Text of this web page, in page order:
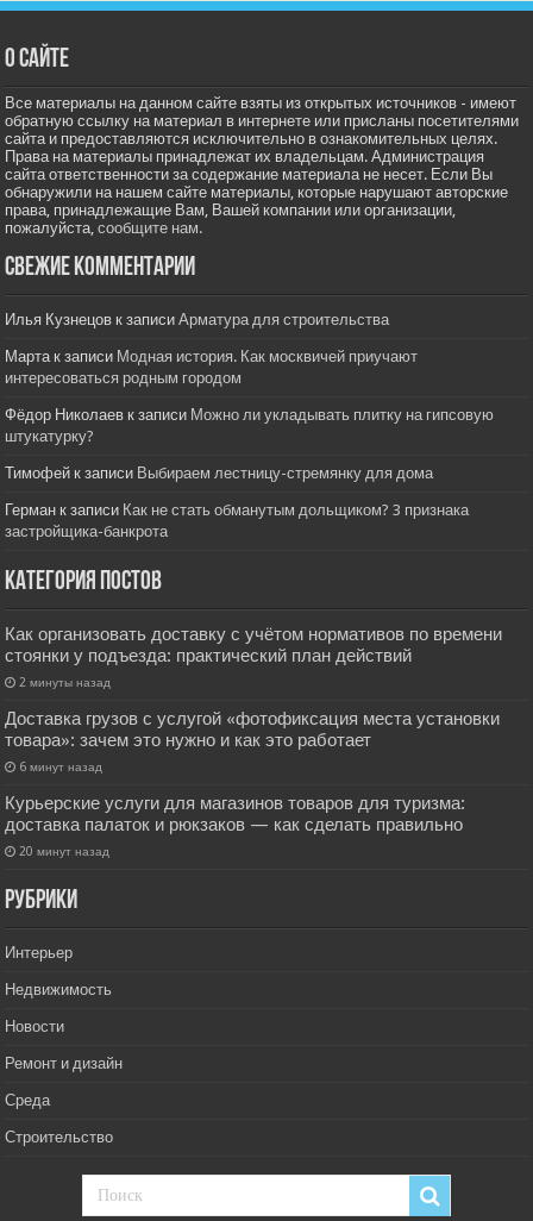
О сайте
Все материалы на данном сайте взяты из открытых источников - имеют
обратную ссылку на материал в интернете или присланы посетителями
сайта и предоставляются исключительно в ознакомительных целях.
Права на материалы принадлежат их владельцам. Администрация
сайта ответственности за содержание материала не несет. Если Вы
обнаружили на нашем сайте материалы, которые нарушают авторские
права, принадлежащие Вам, Вашей компании или организации,
пожалуйста,сообщите нам.
Свежие комментарии
Илья Кузнецов к записиАрматура для строительства
Мартак записи Модная история. Как москвичей приучают
интересоваться родным городом
Фёдор Николаев к записи Можно ли укладывать плитку на гипсовую
штукатурку?
Тимофей к записи Выбираем лестницу-стремянку для дома
Герман к записи Как не стать обманутым дольщиком? 3 признака
застройщика-банкрота
Категория постов
Как организовать доставку с учётом нормативов по времени
стоянки у подъезда: практический план действий
2 минуты назад
Доставка грузов с услугой «фотофиксация места установки
товара»: зачем это нужно и как это работает
6 минут назад
Курьерские услуги для магазинов товаров для туризма:
доставка палаток и рюкзаков — как сделать правильно
20 минут назад
РУбрики
Интерьер
Недвижимость
Новости
Ремонт и дизайн
Среда
Строительство